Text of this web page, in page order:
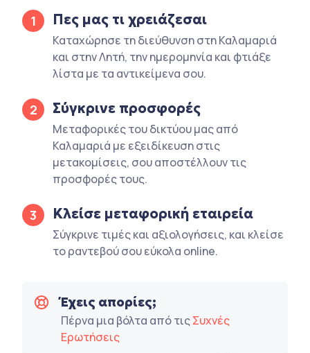
1 Πες μας τι χρειάζεσαι
Καταχώρησε τη διεύθυνση στη Καλαμαριά
και στην Λητή, την ημερομηνία και φτιάξε
λίστα με τα αντικείμενα σου.
2 Σύγκρινε προσφορές
Μεταφορικές του δικτύου μας από
Καλαμαριά με εξειδίκευση στις
μετακομίσεις, σου αποστέλλουν τις
προσφορές τους.
3 Κλείσε μεταφορική εταιρεία
Σύγκρινε τιμές και αξιολογήσεις, και κλείσε
το ραντεβού σου εύκολα online.
Έχεις απορίες;
Πέρνα μια βόλτα από τιςΣυχνές
Ερωτήσεις